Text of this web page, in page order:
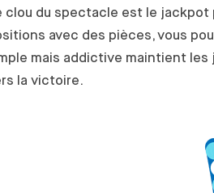
clou du spectacle est le
avec des pièces, vous
mais addictive maintient
la victoire.